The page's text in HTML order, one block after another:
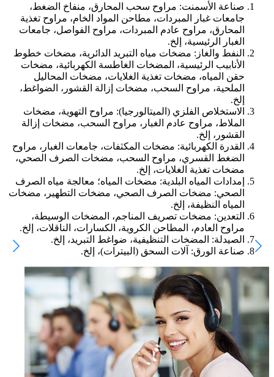
صناعة الأسمنت: مراوح سحب المحارق، منفاخ الضغط،
جامعات غبار المبردات، مطاحن المواد الخام، مراوح تغذية
المحارق، مراوح عادم المبردات، مراوح الفواصل، جامعات
الغبار الرئيسية، إلخ.
النفط والغاز: مضخات مياه التبريد الدائرية، مضخات خطوط
الأنابيب الرئيسية، المضخات الغاطسة الكهربائية، مضخات
حقن المياه، مضخات تغذية الغلايات، مضخات المحاليل
الملحية، مراوح السحب، مضخات إزالة القشور، الضواغط،
إلخ.
الاستخلاص الفلزي (الميتالورجيا): مراوح التهوية، مضخات
الملاط، مراوح عادم الغبار، مراوح السحب، مضخات إزالة
القشور، إلخ.
القدرة الكهربائية: مضخات المكثفات، جامعات الغبار، مراوح
الضغط القسري، مراوح السحب، مضخات الصرف الصحي،
مضخات تغذية الغلايات، إلخ.
إمدادات المياه البلدية: مضخات المياه؛ معالجة مياه الصرف
الصحي: مضخات الصرف الصحي، مضخات التطهير، مضخات
المياه النظيفة، إلخ.
التعدين: مضخات تصريف المناجم، المضخات الوسيطة،
مراوح العادم، المطاحن الكروية، الكسارات، الناقلات، إلخ.
الصيدلة: المضخات التنظيفية، ضواغط التبريد، إلخ.
صناعة الورق: آلات السحق (البيترات)، إلخ.